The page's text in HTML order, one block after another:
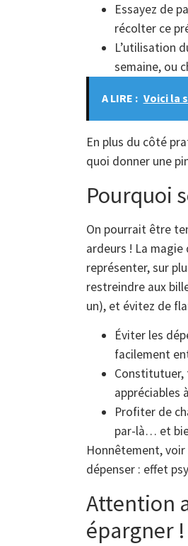
Essayez de
récolter ce
L’utilisation
semaine, ou
A LIRE : Voici la
En plus du côté
quoi donner une
Pourquoi
On pourrait être
ardeurs ! La
représenter, sur
restreindre aux
un), et évitez de
Éviter les
facilement
Constitutuer,
appréciables
Profiter de
par-là… et
Honnêtement,
dépenser : effet
Attention
épargner !